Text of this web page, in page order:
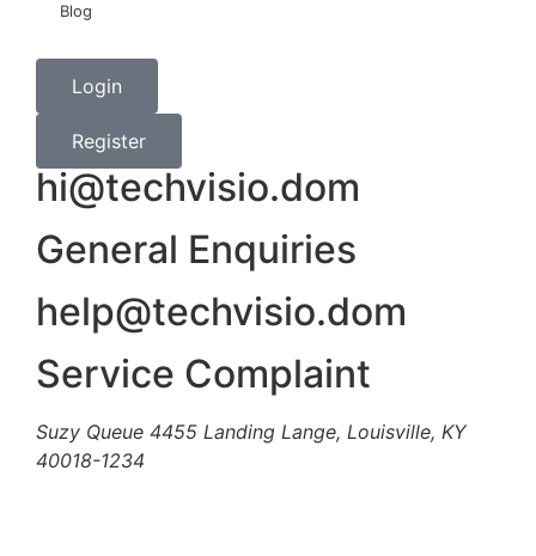
Blog
Login
Register
hi@techvisio.dom
General Enquiries
help@techvisio.dom
Service Complaint
Suzy Queue 4455 Landing Lange, Louisville, KY
40018-1234